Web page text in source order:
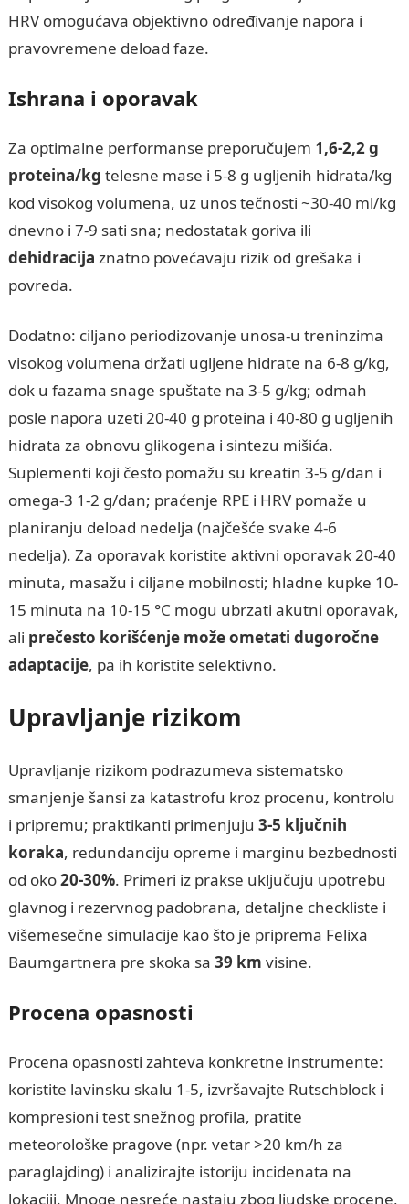
HRV omogućava objektivno određivanje napora i
pravovremene deload faze.
Ishrana i oporavak
Za optimalne performanse preporučujem 1,6-2,2 g
proteina/kg telesne mase i 5-8 g ugljenih hidrata/kg
kod visokog volumena, uz unos tečnosti ~30-40 ml/kg
dnevno i 7-9 sati sna; nedostatak goriva ili
dehidracija znatno povećavaju rizik od grešaka i
povreda.
Dodatno: ciljano periodizovanje unosa-u treninzima
visokog volumena držati ugljene hidrate na 6-8 g/kg,
dok u fazama snage spuštate na 3-5 g/kg; odmah
posle napora uzeti 20-40 g proteina i 40-80 g ugljenih
hidrata za obnovu glikogena i sintezu mišića.
Suplementi koji često pomažu su kreatin 3-5 g/dan i
omega‑3 1-2 g/dan; praćenje RPE i HRV pomaže u
planiranju deload nedelja (najčešće svake 4-6
nedelja). Za oporavak koristite aktivni oporavak 20-40
minuta, masažu i ciljane mobilnosti; hladne kupke 10-
15 minuta na 10-15 °C mogu ubrzati akutni oporavak,
ali prečesto korišćenje može ometati dugoročne
adaptacije, pa ih koristite selektivno.
Upravljanje rizikom
Upravljanje rizikom podrazumeva sistematsko
smanjenje šansi za katastrofu kroz procenu, kontrolu
i pripremu; praktikanti primenjuju 3-5 ključnih
koraka, redundanciju opreme i marginu bezbednosti
od oko20-30%. Primeri iz prakse uključuju upotrebu
glavnog i rezervnog padobrana, detaljne checkliste i
višemesečne simulacije kao što je priprema Felixa
Baumgartnera pre skoka sa 39 km visine.
Procena opasnosti
Procena opasnosti zahteva konkretne instrumente:
koristite lavinsku skalu 1-5, izvršavajte Rutschblock i
kompresioni test snežnog profila, pratite
meteorološke pragove (npr. vetar >20 km/h za
paraglajding) i analizirajte istoriju incidenata na
lokaciji. Mnoge nesreće nastaju zbog ljudske procene,